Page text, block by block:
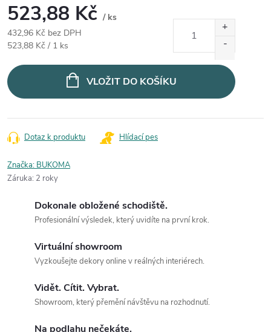
523,88 Kč / ks
432,96 Kč bez DPH
Měrná cena:
523,88 Kč / 1 ks
VLOŽIT DO KOŠÍKU
Dotaz k produktu Hlídací pes
Značka: BUKOMA
Záruka: 2 roky
Dokonale obložené schodiště.
Profesionální výsledek, který uvidíte na první krok.
Virtuální showroom
Vyzkoušejte dekory online v reálných interiérech.
Vidět. Cítit. Vybrat.
Showroom, který přemění návštěvu na rozhodnutí.
Na podlahu nečekáte.